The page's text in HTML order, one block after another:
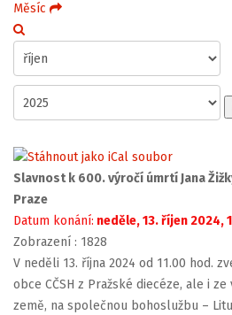
Měsíc
Slavnost k 600. výročí úmrtí Jana
Praze
Datum konání: neděle, 13. říjen 2024,
Zobrazení : 1828
V neděli 13. října 2024 od 11.00 hod.
obce CČSH z Pražské diecéze, ale i
země, na společnou bohoslužbu –